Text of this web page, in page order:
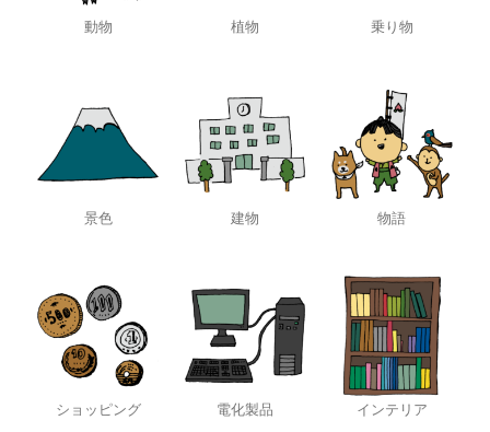
動物 植物 乗り物
景色 建物 物語
ショッピング 電化製品 インテリア